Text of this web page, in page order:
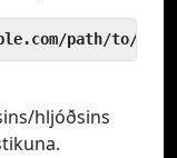
path/to/
hljóðsins